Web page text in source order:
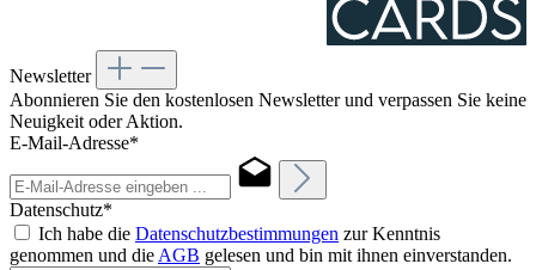
Newsletter
Abonnieren Sie den kostenlosen Newsletter und verpassen Sie keine
Neuigkeit oder Aktion.
E-Mail-Adresse*
Datenschutz*
Ich habe die Datenschutzbestimmungen zur Kenntnis
genommen und die AGB gelesen und bin mit ihnen einverstanden.